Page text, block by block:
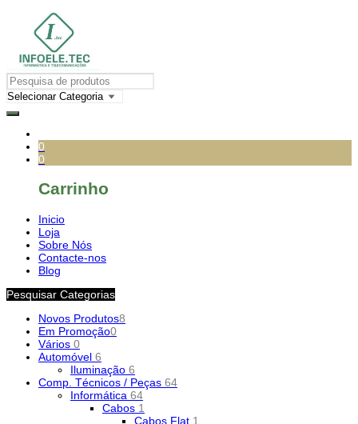
0
0
Carrinho
Inicio
Loja
Sobre Nós
Contacte-nos
Blog
Pesquisar Categorias
Novos Produtos8
Em Promoção0
Vários 0
Automóvel 6
Iluminação 6
Comp. Técnicos / Peças 64
Informática 64
Cabos 1
Cabos Flat 1